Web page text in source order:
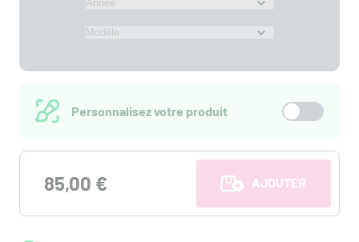
Personnalisez votre produit
85,00 € AJOUTER AU